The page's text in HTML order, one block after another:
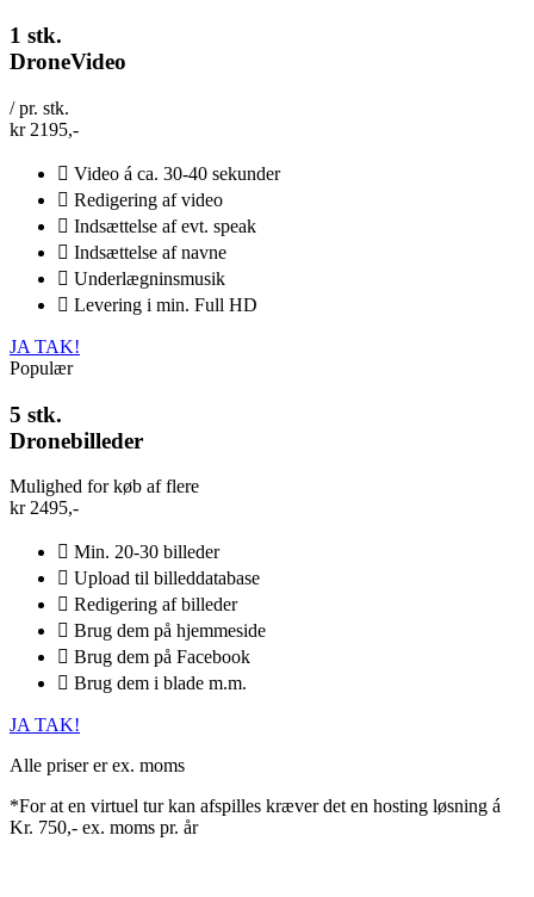
1 stk.
DroneVideo
/ pr. stk.
kr 2195,-
Video á ca. 30-40 sekunder
Redigering af video
Indsættelse af evt. speak
Indsættelse af navne
Underlægninsmusik
Levering i min. Full HD
JA TAK!
Populær
5 stk.
Dronebilleder
Mulighed for køb af flere
kr 2495,-
Min. 20-30 billeder
Upload til billeddatabase
Redigering af billeder
Brug dem på hjemmeside
Brug dem på Facebook
Brug dem i blade m.m.
JA TAK!
Alle priser er ex. moms
*For at en virtuel tur kan afspilles kræver det en hosting løsning á
Kr. 750,- ex. moms pr. år